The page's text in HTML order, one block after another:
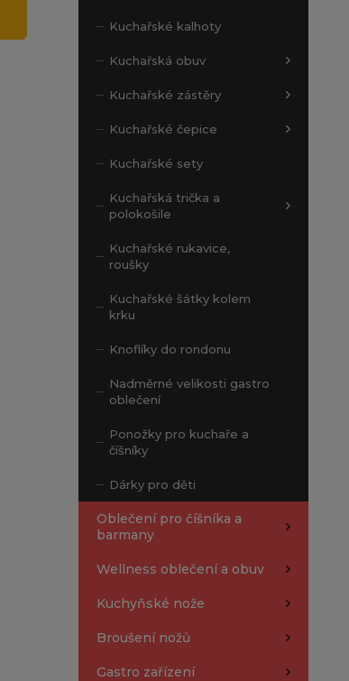
Kuchařské kalhoty
Kuchařská obuv
Kuchařské zástěry
Kuchařské čepice
Kuchařské sety
Kuchařská trička a
polokošile
Kuchařské rukavice,
roušky
Kuchařské šátky kolem
krku
Knoflíky do rondonu
Nadměrné velikosti gastro
oblečení
Ponožky pro kuchaře a
číšníky
Dárky pro děti
Oblečení pro číšníka a
barmany
Wellness oblečení a obuv
Kuchyňské nože
Broušení nožů
Gastro zařízení